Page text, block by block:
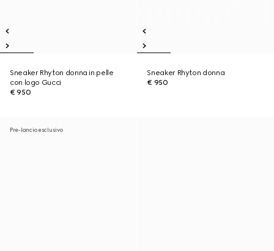
Sneaker Rhyton donna in pelle
con logo Gucci
€ 950
Sneaker Rhyton donna
€ 950
Pre-lancio esclusivo